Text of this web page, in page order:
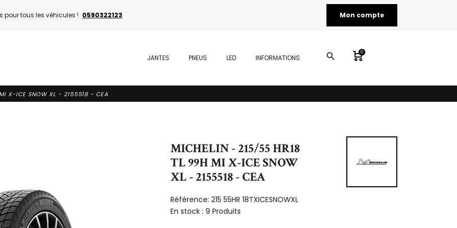
tous les véhicules ! 0590322123 Mon compte
JANTES PNEUS LED INFORMATIONS search 0
X-ICE SNOW XL - 2155518 - CEA
MICHELIN - 215/55 HR18
TL 99H MI X-ICE SNOW
XL - 2155518 - CEA
Référence: 215 55HR 18TXICESNOWXL
En stock : 9 Produits